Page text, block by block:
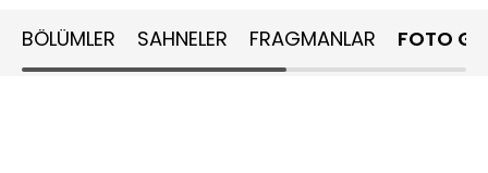
BÖLÜMLER SAHNELER FRAGMANLAR FOTO